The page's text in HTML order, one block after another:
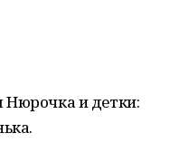
Нюрочка и детки: